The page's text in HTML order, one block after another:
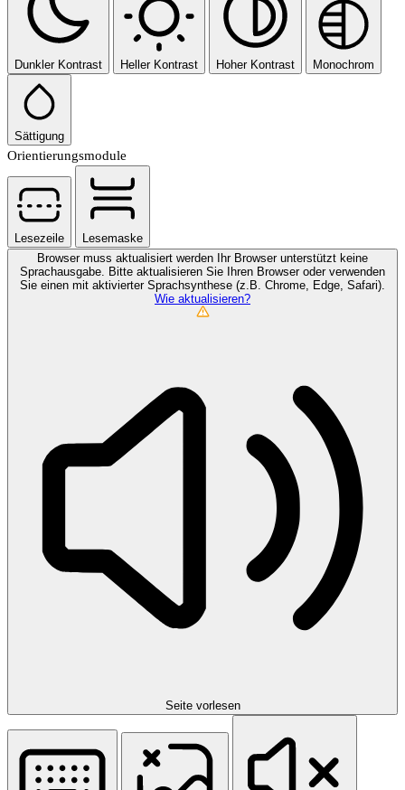
Dunkler Kontrast Heller Kontrast Hoher Kontrast Monochrom
Sättigung
Orientierungsmodule
Lesezeile
Lesemaske
Browser muss aktualisiert werden
Ihr Browser unterstützt keine
Sprachausgabe. Bitte aktualisieren Sie Ihren Browser oder verwenden
Sie einen mit aktivierter Sprachsynthese (z.B. Chrome, Edge, Safari).
Wie aktualisieren?
Seite vorlesen